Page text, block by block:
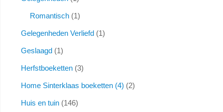
Romantisch 1
Gelegenheden Verliefd 1
Geslaagd 1
Herfstboeketten 3
Home Sinterklaas boeketten (4) 2
Huis en tuin 146